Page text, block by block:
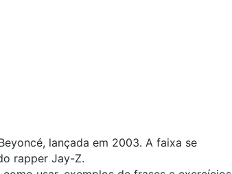
lançada em 2003. A faixa se
rapper Jay-Z.